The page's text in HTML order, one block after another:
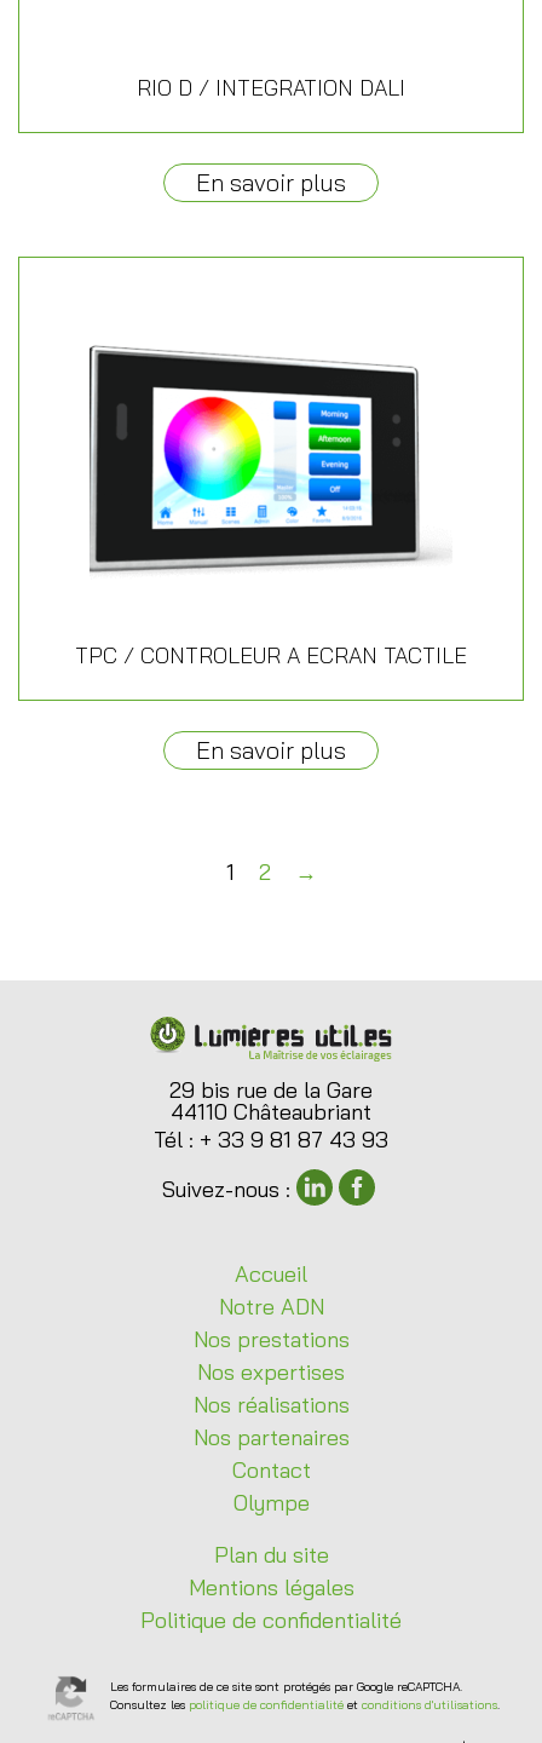
RIO D / INTEGRATION DALI
En savoir plus
TPC / CONTROLEUR A ECRAN TACTILE
En savoir plus
1 2 →
29 bis rue de la Gare
44110 Châteaubriant
Tél : + 33 9 81 87 43 93
Suivez-nous :
Accueil
Notre ADN
Nos prestations
Nos expertises
Nos réalisations
Nos partenaires
Contact
Olympe
Plan du site
Mentions légales
Politique de confidentialité
Les formulaires de ce site sont protégés par Google reCAPTCHA.
Consultez les politique de confidentialitéet conditions d'utilisations.